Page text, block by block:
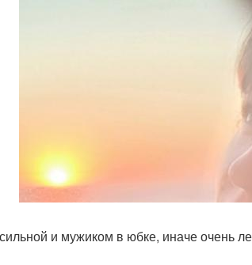
и мужиком в юбке, иначе очень